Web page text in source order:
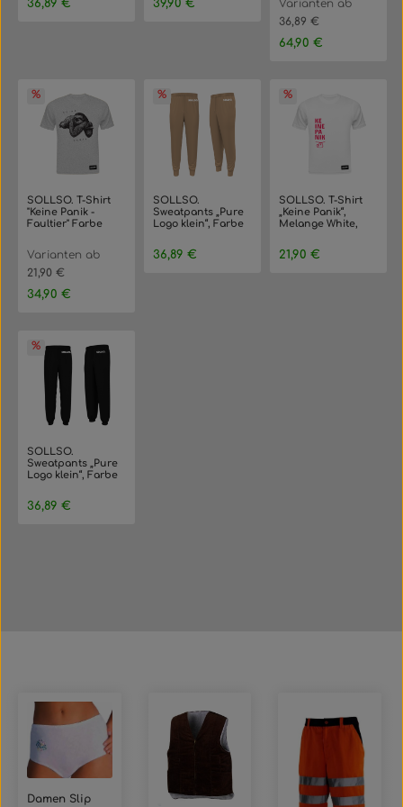
36,89 € 39,90 €
Varianten ab
36,89 €
Regulärer Preis:
64,90 €
SOLLSO. T-Shirt
"Keine Panik -
Faultier" Farbe
Varianten ab
21,90 €
Regulärer Preis:
34,90 €
SOLLSO.
Sweatpants „Pure
Logo klein“, Farbe
Gr.3XL
Regulärer Preis:
36,89 €
SOLLSO. T-Shirt
„Keine Panik“,
Melange White,
Regulärer Preis:
21,90 €
SOLLSO.
Sweatpants „Pure
Logo klein“, Farbe
3XL
Regulärer Preis:
36,89 €
Produktgalerie überspringen
Damen Slip